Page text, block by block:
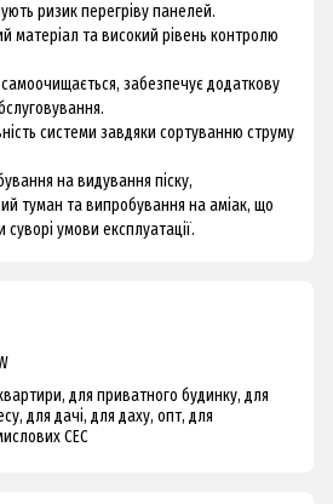
ризик перегріву панелей.
матеріал та високий рівень контролю
забезпечує додаткову
системи завдяки сортуванню струму
на видування піску,
туман та випробування на аміак, що
умови експлуатації.
для приватного будинку, для
для дачі, для даху, опт, для
СЕС